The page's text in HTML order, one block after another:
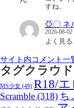
すね。
亞〇
2026-08-02
よく見
サイト内コメント一
タグクラウド
MS少女 (49) R18/エ
Scramble (318) ち